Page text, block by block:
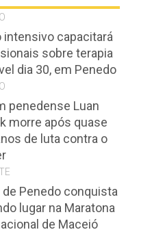
intensivo capacitará
sobre terapia
dia 30, em Penedo
penedense Luan
morre após quase
de luta contra o
Penedo conquista
lugar na Maratona
de Maceió